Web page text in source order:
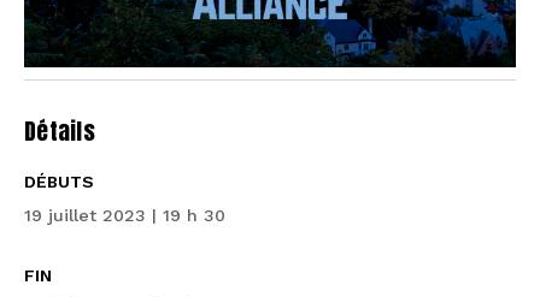
Détails
DÉBUTS
19 juillet 2023 | 19 h 30
FIN